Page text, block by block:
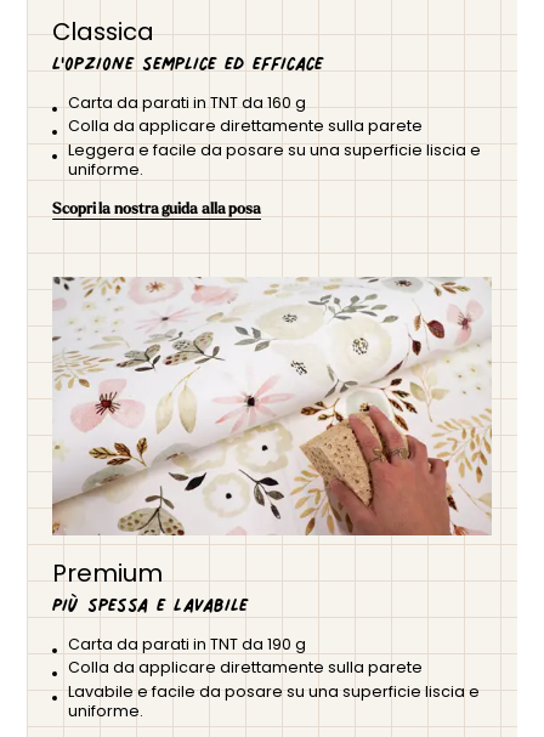
Classica
L'opzione semplice ed efficace
Carta da parati in TNT da 160 g
Colla da applicare direttamente sulla parete
Leggera e facile da posare su una superficie liscia e
uniforme.
Scopri la nostra guida alla posa
Premium
Più spessa e lavabile
Carta da parati in TNT da 190 g
Colla da applicare direttamente sulla parete
Lavabile e facile da posare su una superficie liscia e
uniforme.